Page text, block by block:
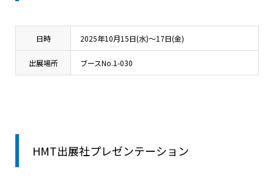
日時 2025年10月15日(水)～17日(金)
出展場所 ブースNo.1-030
HMT出展社プレゼンテーション